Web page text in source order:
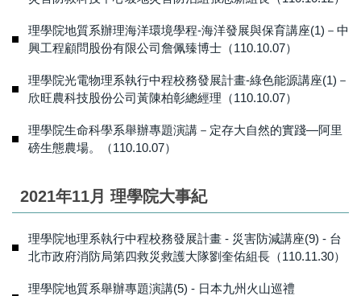
理學院地質系辦理海洋環境學程-海洋發展與保育講座(1)－中
興工程顧問股份有限公司詹佩臻博士（110.10.07）
理學院光電物理系執行中程校務發展計畫-綠色能源講座(1)－
欣旺農科技股份公司黃陳柏彰總經理（110.10.07）
理學院生命科學系舉辦專題演講－定存大自然的實踐—阿里
磅生態農場。（110.10.07）
2021年11月 理學院大事紀
理學院地理系執行中程校務發展計畫 - 災害防減講座(9) - 台
北市政府消防局第四救災救護大隊劉奎佑組長（110.11.30）
理學院地質系舉辦專題演講(5) - 日本九州火山巡禮